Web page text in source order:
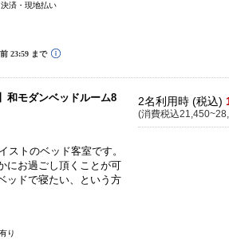
済・現地払い
和モダンベッドルーム8
ストのベッド客室です。
にお過ごし頂くことが可
ッドで寝たい、という方
り
2名利用時 (税込)
(消費税込